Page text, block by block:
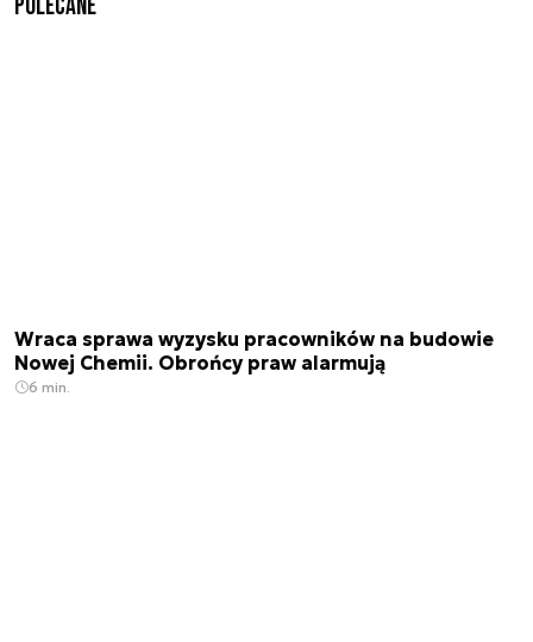
Wraca sprawa wyzysku pracowników na budowie
Nowej Chemii. Obrońcy praw alarmują
6 min.